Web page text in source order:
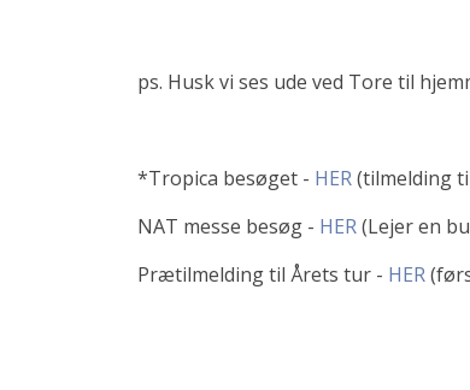
ps. Husk vi ses ude ved Tore til
*Tropica besøget - HER(tilmelding
NAT messe besøg - HER(Lejer en
Prætilmelding til Årets tur - HER